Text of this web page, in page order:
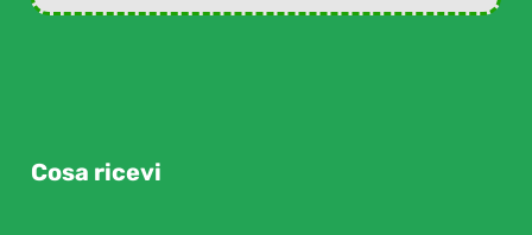
Cosa ricevi